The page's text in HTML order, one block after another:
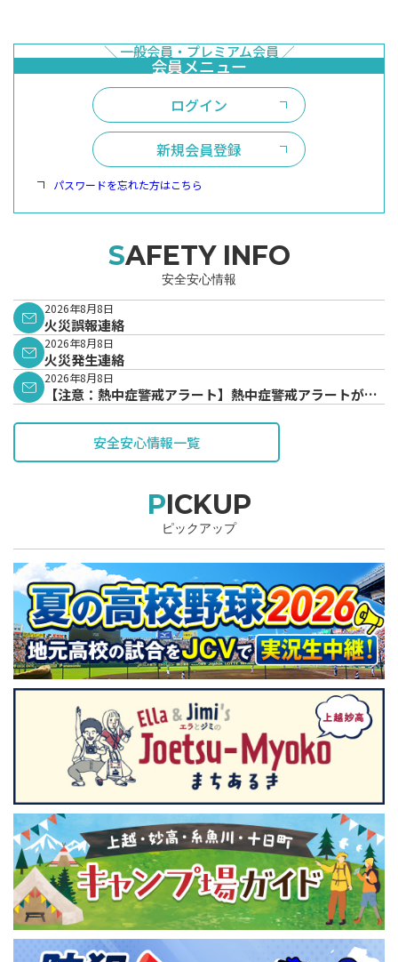
ログイン
新規会員登録
パスワードを忘れた方はこちら
SAFETY INFO
安全安心情報
2026年8月8日
火災誤報連絡
2026年8月8日
火災発生連絡
2026年8月8日
【注意：熱中症警戒アラート】熱中症警戒アラートが発
安全安心情報一覧
PICKUP
ピックアップ